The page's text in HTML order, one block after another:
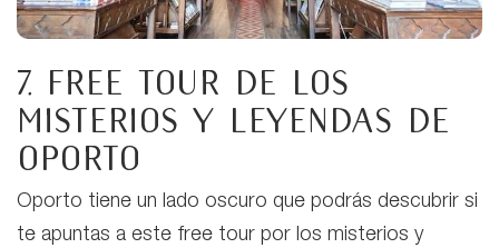
7. Free tour de los
misterios y leyendas de
Oporto
Oporto tiene un lado oscuro que podrás descubrir si
te apuntas a este free tour por los misterios y